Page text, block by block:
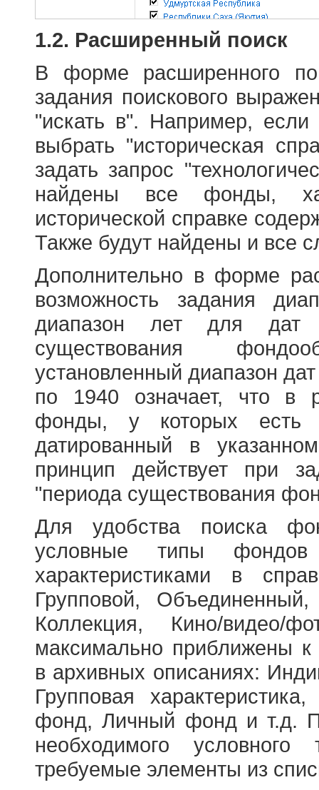
1.2. Расширенный поиск
В форме расширенного
задания поискового
"искать в". Например,
выбрать "историческая
задать запрос
найдены все фонды,
исторической справке
Также будут найдены и все
Дополнительно в форме
возможность задания
диапазон лет для
существования
установленный диапазон
по 1940 означает, что в
фонды, у которых есть
датированный в
принцип действует при
"периода существования
Для удобства поиска
условные типы
характеристиками в
Групповой,
Коллекция, Кино/
максимально приближены
в архивных описаниях:
Групповая
фонд, Личный фонд и т.д.
необходимого
требуемые элементы из